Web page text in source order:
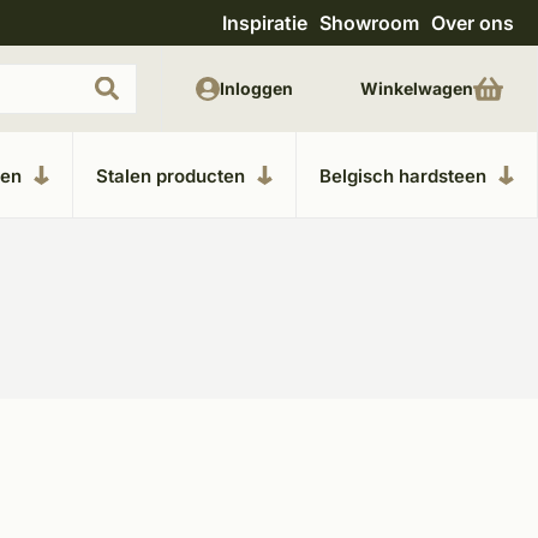
Uitgebreide showroom in Kesteren Unieke
Inspiratie Showroom Over ons
Stalen producten Belgisch hardsteen
Inloggen Winkelwagen